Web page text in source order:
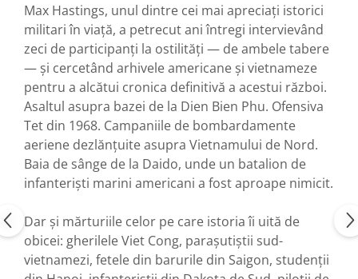
Max Hastings, unul dintre cei mai apreciați istorici
militari în viață, a petrecut ani întregi intervievând
zeci de participanți la ostilități — de ambele tabere
— și cercetând arhivele americane și vietnameze
pentru a alcătui cronica definitivă a acestui război.
Asaltul asupra bazei de la Dien Bien Phu. Ofensiva
Tet din 1968. Campaniile de bombardamente
aeriene dezlănțuite asupra Vietnamului de Nord.
Baia de sânge de la Daido, unde un batalion de
infanteriști marini americani a fost aproape nimicit.
Dar și mărturiile celor pe care istoria îi uită de
obicei: gherilele Viet Cong, parașutiștii sud-
vietnamezi, fetele din barurile din Saigon, studenții